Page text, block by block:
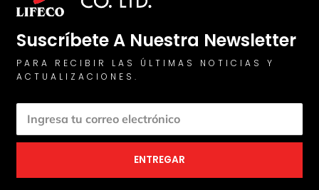
Suscríbete A Nuestra Newsletter
PARA RECIBIR LAS ÚLTIMAS NOTICIAS Y
ACTUALIZACIONES.
ENTREGAR